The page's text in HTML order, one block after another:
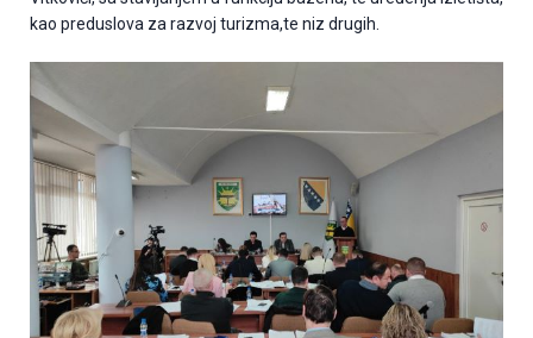
kao preduslova za razvoj turizma,te niz drugih.